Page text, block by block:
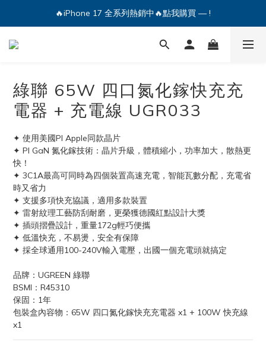
🔥iPhone 17 全系列熱銷中🔥點我購買 — !
🔥iPhone 17 全系列熱銷中🔥點我購買 — !
💕加入Q哥 Line 新好友領優惠券！🎫
綠聯 65W 四口氮化鎵快充充
電器 + 充電線 UGR033
✦ 使用美國PI Apple同款晶片
✦ PI GaN 氮化鎵技術：晶片升級，體積縮小，功率加大，散熱更
快！
✦ 3C1A最高可同時為四個裝置高速充電，智能瓦數分配，充電省
時又省力
✦ 支援多項快充協議，適用多款裝置
✦ 雷射紋理工藝防刮耐磨，更榮獲德國紅點設計大獎
✦ 插頭摺疊設計，重量172g輕巧便攜
✦ 低溫快充，不易燙，安全有保障
✦ 採全球通用100-240V輸入電壓，出國一個充電頭就搞定
品牌：UGREEN 綠聯
BSMI：R45310
保固：1年
包裝盒內容物：65W 四口氮化鎵快充充電器 x1 + 100W 快充線
x1